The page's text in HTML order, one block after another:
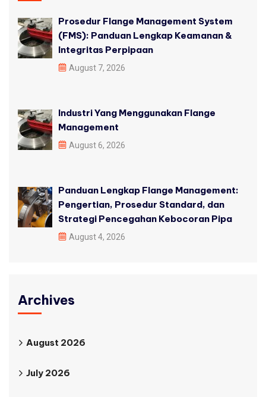
Prosedur Flange Management System
(FMS): Panduan Lengkap Keamanan &
Integritas Perpipaan
August 7, 2026
Industri Yang Menggunakan Flange
Management
August 6, 2026
Panduan Lengkap Flange Management:
Pengertian, Prosedur Standard, dan
Strategi Pencegahan Kebocoran Pipa
August 4, 2026
Archives
August 2026
July 2026